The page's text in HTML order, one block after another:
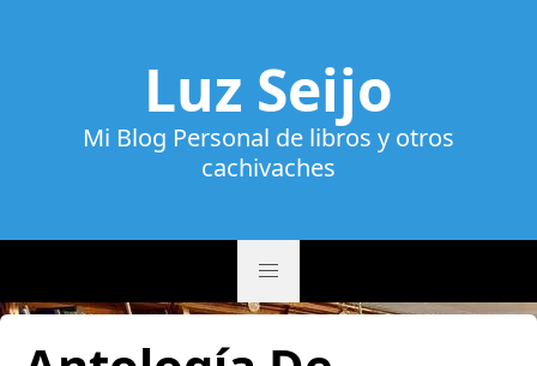
Luz Seijo
Mi Blog Personal de libros y otros
cachivaches